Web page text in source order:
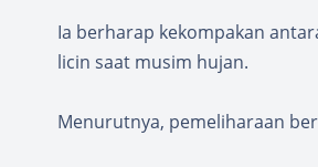
Ia berharap kekompakan
licin saat musim hujan.
Menurutnya, pemeliharaan